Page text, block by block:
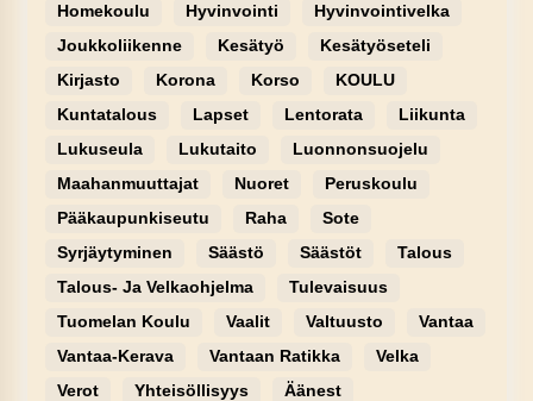
Homekoulu
Hyvinvointi
Hyvinvointivelka
Joukkoliikenne
Kesätyö
Kesätyöseteli
Kirjasto
Korona Korso
KOULU
Kuntatalous
Lapset Lentorata
Liikunta
Lukuseula
Lukutaito
Luonnonsuojelu
Maahanmuuttajat
Nuoret
Peruskoulu
Pääkaupunkiseutu
Raha
Sote
Syrjäytyminen
Säästö Säästöt
Talous
Talous- Ja Velkaohjelma
Tulevaisuus
Tuomelan Koulu
Vaalit Valtuusto
Vantaa
Vantaa-Kerava
Vantaan Ratikka
Velka
Verot
Yhteisöllisyys Äänest